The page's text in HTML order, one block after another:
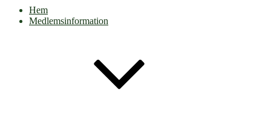
Hem
Medlemsinformation